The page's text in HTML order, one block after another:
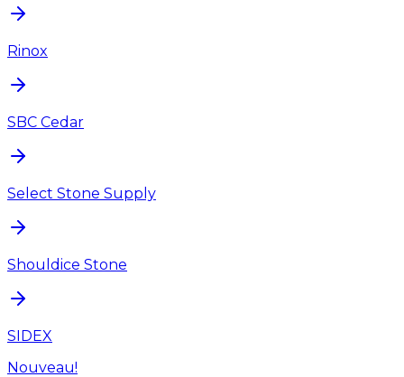
Rinox
SBC Cedar
Select Stone Supply
Shouldice Stone
SIDEX
Nouveau!